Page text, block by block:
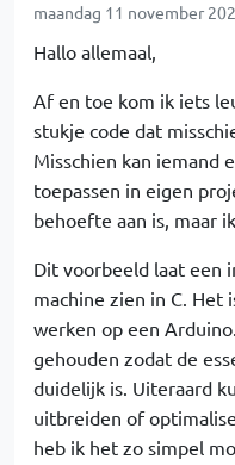
maandag 11 november
Hallo allemaal,
Af en toe kom ik iets
stukje code dat
Misschien kan iemand
toepassen in eigen
behoefte aan is, maar
Dit voorbeeld laat een
machine zien in C. Het
werken op een
gehouden zodat de
duidelijk is. Uiteraard
uitbreiden of
heb ik het zo simpel